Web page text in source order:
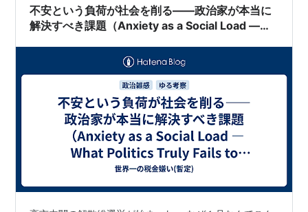
不安という負荷が社会を削る――政治家が本当に
解決すべき課題（Anxiety as a Social Load —